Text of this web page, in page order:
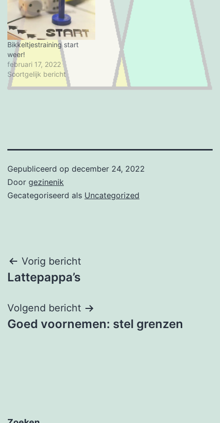
Bikkeltjestraining start
weer!
februari 17, 2022
Soortgelijk bericht
Gepubliceerd op december 24, 2022
Door gezinenik
Gecategoriseerd als Uncategorized
Bericht
navigatie
Vorig bericht
Lattepappa’s
Volgend bericht
Goed voornemen: stel grenzen